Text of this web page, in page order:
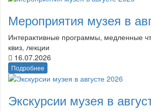
Мероприятия музея в
Интерактивные программы, медленные
квиз, лекции
16.07.2026
Подробнее
Экскурсии музея в